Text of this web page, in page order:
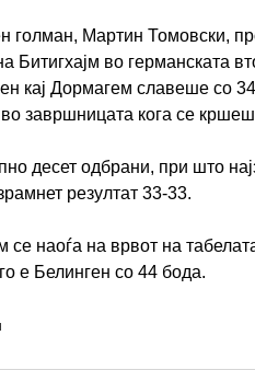
голман, Мартин Томовски,
Битигхајм во германската
кај Дормагем славеше со
завршницата кога се
десет одбрани, при што
резултат 33-33.
се наоѓа на врвот на
е Белинген со 44 бода.